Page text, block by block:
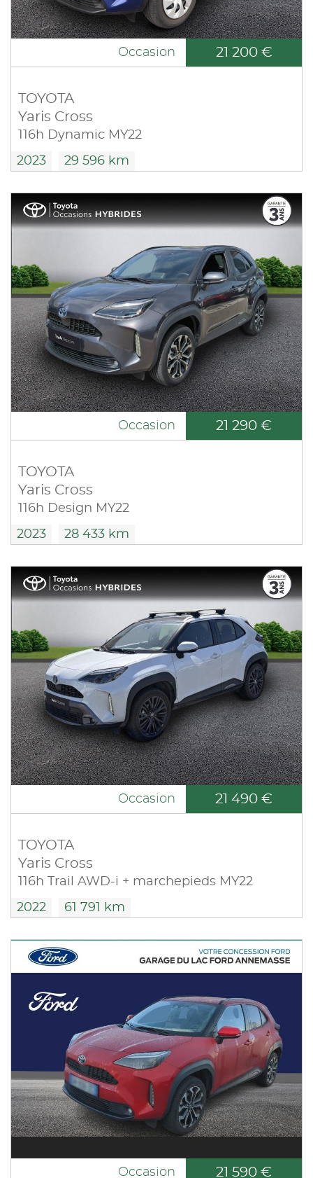
Occasion 21 200 €
TOYOTA
Yaris Cross
116h Dynamic MY22
2023 29 596 km
Occasion 21 290 €
TOYOTA
Yaris Cross
116h Design MY22
2023 28 433 km
Occasion 21 490 €
TOYOTA
Yaris Cross
116h Trail AWD-i + marchepieds MY22
2022 61 791 km
Occasion 21 590 €